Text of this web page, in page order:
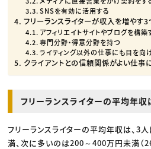
SNSを有効に活用する
フリーランスライターが収入を増やす
アフィリエイトサイトやブログを構築
専門分野・得意分野を持つ
ライティング以外の仕事にも目を向
クライアントとの信頼関係がよい仕事
フリーランスライターの平均年収
フリーランスライターの平均年収は、3
満、次に多いのは200～400万円未満（